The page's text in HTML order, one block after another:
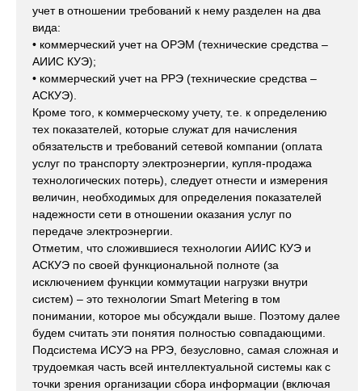
учет в отношении требований к нему разделен на два
вида:
• коммерческий учет на ОРЭМ (технические средства –
АИИС КУЭ);
• коммерческий учет на РРЭ (технические средства –
АСКУЭ).
Кроме того, к коммерческому учету, т.е. к определению
тех показателей, которые служат для начисления
обязательств и требований сетевой компании (оплата
услуг по транспорту электроэнергии, купля-продажа
технологических потерь), следует отнести и измерения
величин, необходимых для определения показателей
надежности сети в отношении оказания услуг по
передаче электроэнергии.
Отметим, что сложившиеся технологии АИИС КУЭ и
АСКУЭ по своей функциональной полноте (за
исключением функции коммутации нагрузки внутри
систем) – это технологии Smart Metering в том
понимании, которое мы обсуждали выше. Поэтому далее
будем считать эти понятия полностью совпадающими.
Подсистема ИСУЭ на РРЭ, безусловно, самая сложная и
трудоемкая часть всей интеллектуальной системы как с
точки зрения организации сбора информации (включая